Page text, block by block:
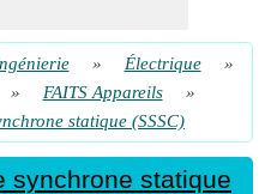
» Électrique
»
» FAITS Appareils
»
statique (SSSC)
synchrone statique